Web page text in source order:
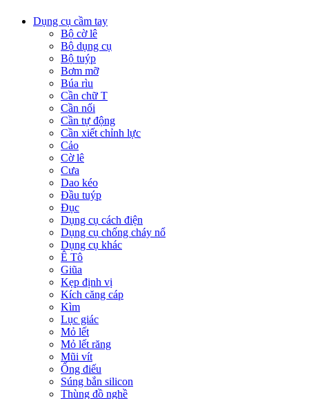
Dụng cụ cầm tay
Bộ cờ lê
Bộ dụng cụ
Bộ tuýp
Bơm mỡ
Búa rìu
Cần chữ T
Cần nối
Cần tự động
Cần xiết chỉnh lực
Cảo
Cờ lê
Cưa
Dao kéo
Đầu tuýp
Đục
Dụng cụ cách điện
Dụng cụ chống cháy nổ
Dụng cụ khác
Ê Tô
Giũa
Kẹp định vị
Kích căng cáp
Kìm
Lục giác
Mỏ lết
Mỏ lết răng
Mũi vít
Ống điếu
Súng bắn silicon
Thùng đồ nghề